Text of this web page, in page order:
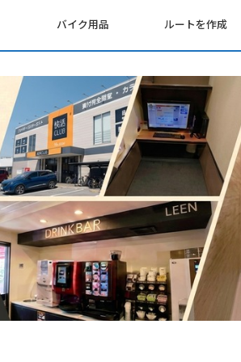
バイク用品 ルートを作成